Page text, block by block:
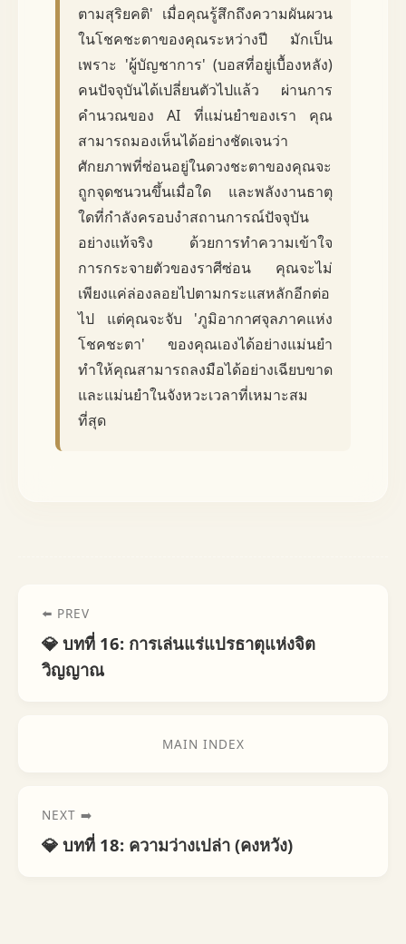
ตามสุริยคติ' เมื่อคุณรู้สึกถึงความผันผวน
ในโชคชะตาของคุณระหว่างปี มักเป็น
เพราะ 'ผู้บัญชาการ' (บอสที่อยู่เบื้องหลัง)
คนปัจจุบันได้เปลี่ยนตัวไปแล้ว ผ่านการ
คำนวณของ AI ที่แม่นยำของเรา คุณ
สามารถมองเห็นได้อย่างชัดเจนว่า
ศักยภาพที่ซ่อนอยู่ในดวงชะตาของคุณจะ
ถูกจุดชนวนขึ้นเมื่อใด และพลังงานธาตุ
ใดที่กำลังครอบงำสถานการณ์ปัจจุบัน
อย่างแท้จริง ด้วยการทำความเข้าใจ
การกระจายตัวของราศีซ่อน คุณจะไม่
เพียงแค่ล่องลอยไปตามกระแสหลักอีกต่อ
ไป แต่คุณจะจับ 'ภูมิอากาศจุลภาคแห่ง
โชคชะตา' ของคุณเองได้อย่างแม่นยำ
ทำให้คุณสามารถลงมือได้อย่างเฉียบขาด
และแม่นยำในจังหวะเวลาที่เหมาะสม
ที่สุด
⬅️ PREV
💎 บทที่ 16: การเล่นแร่แปรธาตุแห่งจิต
วิญญาณ
MAIN INDEX
NEXT ➡️
💎 บทที่ 18: ความว่างเปล่า (คงหวัง)